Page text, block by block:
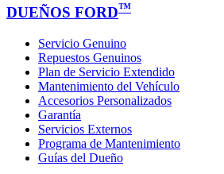
DUEÑOS FORD™
Servicio Genuino
Repuestos Genuinos
Plan de Servicio Extendido
Mantenimiento del Vehículo
Accesorios Personalizados
Garantía
Servicios Externos
Programa de Mantenimiento
Guías del Dueño